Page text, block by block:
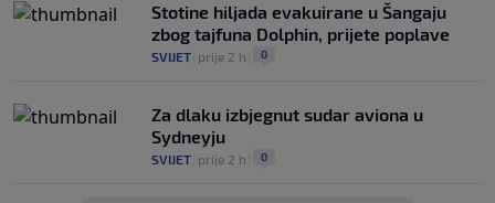
Stotine hiljada evakuirane u Šangaju
zbog tajfuna Dolphin, prijete poplave
SVIJET prije 2 h 0
Za dlaku izbjegnut sudar aviona u
Sydneyju
SVIJET prije 2 h 0